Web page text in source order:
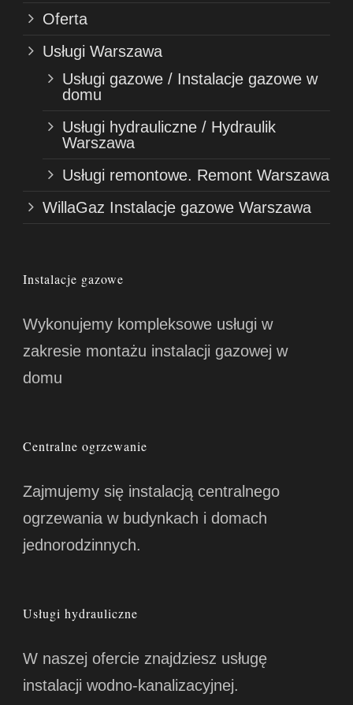
Oferta
Usługi Warszawa
Usługi gazowe / Instalacje gazowe w
domu
Usługi hydrauliczne / Hydraulik
Warszawa
Usługi remontowe. Remont Warszawa
WillaGaz Instalacje gazowe Warszawa
Instalacje gazowe
Wykonujemy kompleksowe usługi w
zakresie montażu instalacji gazowej w
domu
Centralne ogrzewanie
Zajmujemy się instalacją centralnego
ogrzewania w budynkach i domach
jednorodzinnych.
Usługi hydrauliczne
W naszej ofercie znajdziesz usługę
instalacji wodno-kanalizacyjnej.